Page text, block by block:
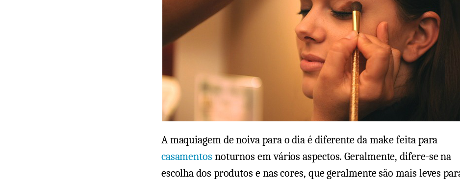
A maquiagem de noiva para o dia é diferente da make feita para
casamentos noturnos em vários aspectos. Geralmente, difere-se na
escolha dos produtos e nas cores, que geralmente são mais leves